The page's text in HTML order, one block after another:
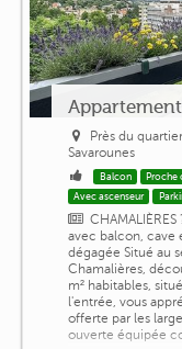
Près du
Savarounes
Balcon Proche
Avec ascenseur
avec balcon, cave
dégagée Situé au
Chamalières,
m² habitables,
l'entrée, vous
offerte par les
ouverte équipée